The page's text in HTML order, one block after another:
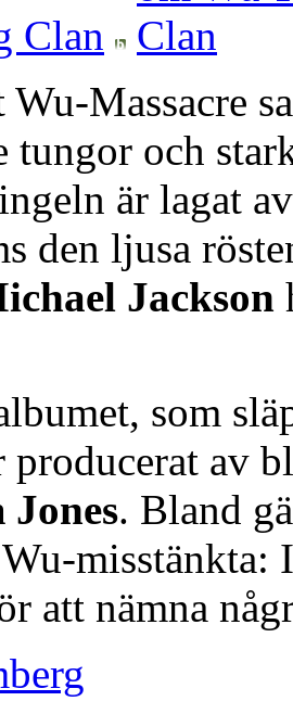
Clan
Wu-Massacre
tungor och
är lagat
den ljusa
Jackson
som
producerat av
Jones. Bland
misstänkta:
att nämna